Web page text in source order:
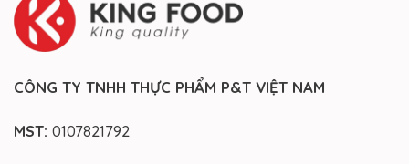
CÔNG TY TNHH THỰC PHẨM P&T VIỆT NAM
MST: 0107821792